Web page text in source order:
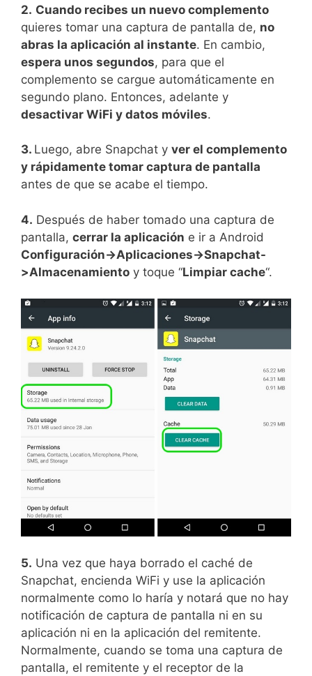
2. Cuando recibes un nuevo complemento
quieres tomar una captura de pantalla de, no
abras la aplicación al instante. En cambio,
espera unos segundos, para que el
complemento se cargue automáticamente en
segundo plano. Entonces, adelante y
desactivar WiFi y datos móviles.
3. Luego, abre Snapchat y ver el complemento
y rápidamente tomar captura de pantalla
antes de que se acabe el tiempo.
4. Después de haber tomado una captura de
pantalla, cerrar la aplicación e ir a Android
Configuración->Aplicaciones->Snapchat-
>Almacenamiento y toque “Limpiar cache“.
5. Una vez que haya borrado el caché de
Snapchat, encienda WiFi y use la aplicación
normalmente como lo haría y notará que no hay
notificación de captura de pantalla ni en su
aplicación ni en la aplicación del remitente.
Normalmente, cuando se toma una captura de
pantalla, el remitente y el receptor de la